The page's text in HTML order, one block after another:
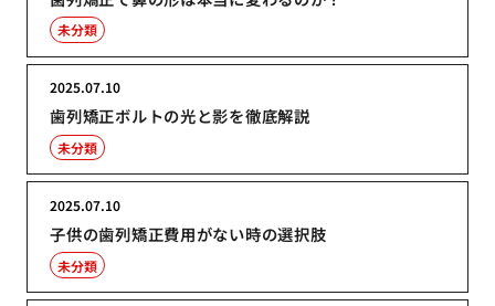
未分類
歯列矯正ボルトの光と影を徹底解説
2025.07.10
未分類
子供の歯列矯正費用がない時の選択肢
2025.07.10
未分類